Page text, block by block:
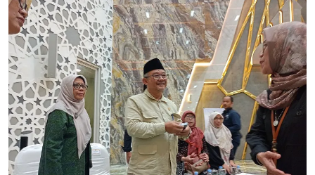
Idea
Sains
EduDana
Ikuti Kami di: